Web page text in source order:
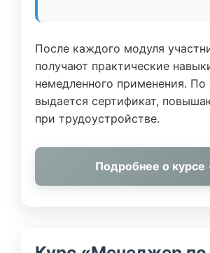
После каждого модуля
получают практические
немедленного применения. По
выдается сертификат,
при трудоустройстве.
Подробнее о курсе